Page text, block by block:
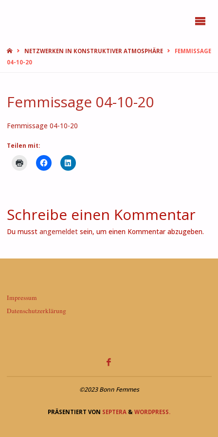
STARTNETZWERKEN IN KONSTRUKTIVER ATMOSPHÄRE
FEMMISSAGE
04-10-20
Femmissage 04-10-20
Femmissage 04-10-20
Teilen mit:
Schreibe einen Kommentar
Du musst angemeldetsein, um einen Kommentar abzugeben.
Impressum
Datenschutzerklärung
©2023 Bonn Femmes
PRÄSENTIERT VON SEPTERA & WORDPRESS.